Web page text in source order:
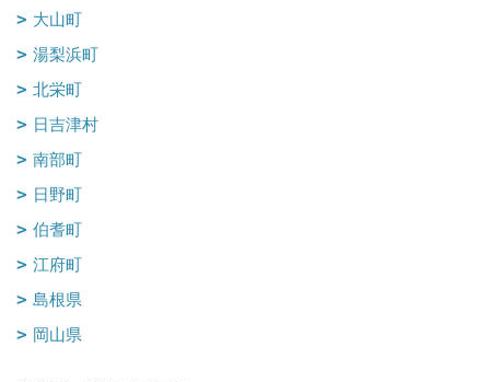
大山町
湯梨浜町
北栄町
日吉津村
南部町
日野町
伯耆町
江府町
島根県
岡山県